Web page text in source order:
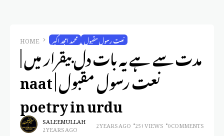
HOME محمد امجد اکبر نعت رسول مقبول
مدت سے ہے یہ بات دل بیقرار میں |
نعت رسول مقبول | naat
poetry in urdu
SALEEM ULLAH
2 YEARS AGO 2 YEARS AGO 251 VIEWS 0 COMMENTS